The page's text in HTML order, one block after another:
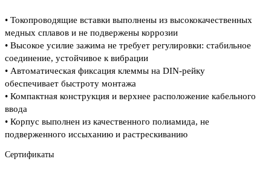
• Токопроводящие вставки выполнены из высококачественных
медных сплавов и не подвержены коррозии
• Высокое усилие зажима не требует регулировки: стабильное
соединение, устойчивое к вибрации
• Автоматическая фиксация клеммы на DIN-рейку
обеспечивает быстроту монтажа
• Компактная конструкция и верхнее расположение кабельного
ввода
• Корпус выполнен из качественного полиамида, не
подверженного иссыханию и растрескиванию
Сертификаты